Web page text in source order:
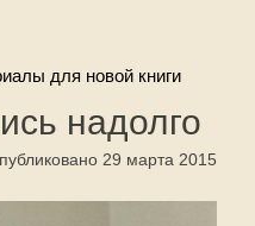
для новой книги
надолго
29 марта 2015